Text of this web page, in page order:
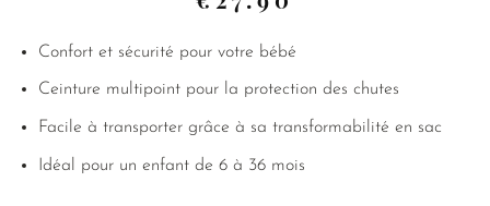
Confort et sécurité pour votre bébé
Ceinture multipoint pour la protection des chutes
Facile à transporter grâce à sa transformabilité en sac
Idéal pour un enfant de 6 à 36 mois